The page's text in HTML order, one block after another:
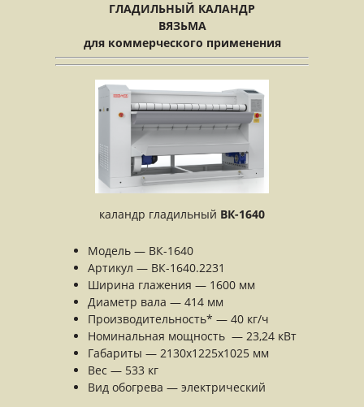
ГЛАДИЛЬНЫЙ КАЛАНДР
ВЯЗЬМА
для коммерческого применения
каландр гладильный ВК-1640
Модель — ВК-1640
Артикул — ВК-1640.2231
Ширина глажения — 1600 мм
Диаметр вала — 414 мм
Производительность* — 40 кг/ч
Номинальная мощность — 23,24 кВт
Габариты — 2130х1225х1025 мм
Вес — 533 кг
Вид обогрева — электрический